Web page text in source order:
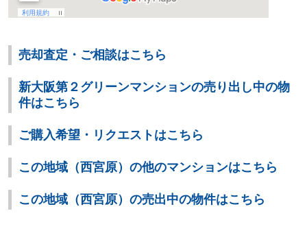
売却査定・ご相談はこちら
新大阪第２グリーンマンションの売り出し中の物
件はこちら
ご購入希望・リクエストはこちら
この地域（西宮原）の他のマンションはこちら
この地域（西宮原）の売出中の物件はこちら